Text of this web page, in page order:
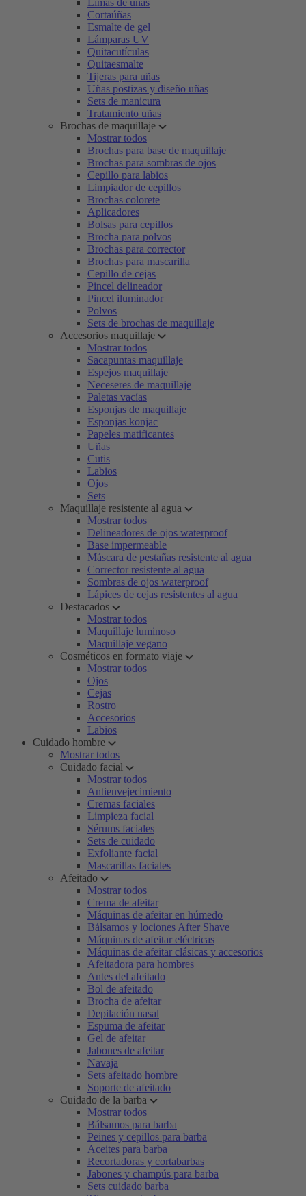
Limas de uñas
Cortaúñas
Esmalte de gel
Lámparas UV
Quitacutículas
Quitaesmalte
Tijeras para uñas
Uñas postizas y diseño uñas
Sets de manicura
Tratamiento uñas
Brochas de maquillaje
Mostrar todos
Brochas para base de maquillaje
Brochas para sombras de ojos
Cepillo para labios
Limpiador de cepillos
Brochas colorete
Aplicadores
Bolsas para cepillos
Brocha para polvos
Brochas para corrector
Brochas para mascarilla
Cepillo de cejas
Pincel delineador
Pincel iluminador
Polvos
Sets de brochas de maquillaje
Accesorios maquillaje
Mostrar todos
Sacapuntas maquillaje
Espejos maquillaje
Neceseres de maquillaje
Paletas vacías
Esponjas de maquillaje
Esponjas konjac
Papeles matificantes
Uñas
Cutis
Labios
Ojos
Sets
Maquillaje resistente al agua
Mostrar todos
Delineadores de ojos waterproof
Base impermeable
Máscara de pestañas resistente al agua
Corrector resistente al agua
Sombras de ojos waterproof
Lápices de cejas resistentes al agua
Destacados
Mostrar todos
Maquillaje luminoso
Maquillaje vegano
Cosméticos en formato viaje
Mostrar todos
Ojos
Cejas
Rostro
Accesorios
Labios
Cuidado hombre
Mostrar todos
Cuidado facial
Mostrar todos
Antienvejecimiento
Cremas faciales
Limpieza facial
Sérums faciales
Sets de cuidado
Exfoliante facial
Mascarillas faciales
Afeitado
Mostrar todos
Crema de afeitar
Máquinas de afeitar en húmedo
Bálsamos y lociones After Shave
Máquinas de afeitar eléctricas
Máquinas de afeitar clásicas y accesorios
Afeitadora para hombres
Antes del afeitado
Bol de afeitado
Brocha de afeitar
Depilación nasal
Espuma de afeitar
Gel de afeitar
Jabones de afeitar
Navaja
Sets afeitado hombre
Soporte de afeitado
Cuidado de la barba
Mostrar todos
Bálsamos para barba
Peines y cepillos para barba
Aceites para barba
Recortadoras y cortabarbas
Jabones y champús para barba
Sets cuidado barba